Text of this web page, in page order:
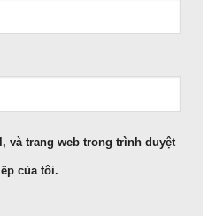
và trang web trong trình duyệt
của tôi.